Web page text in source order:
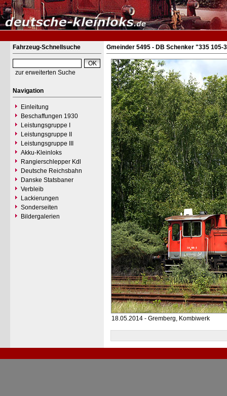
Fahrzeug-Schnellsuche
zur erweiterten Suche
Navigation
Einleitung
Beschaffungen 1930
Leistungsgruppe I
Leistungsgruppe II
Leistungsgruppe III
Akku-Kleinloks
Rangierschlepper Kdl
Deutsche Reichsbahn
Danske Statsbaner
Verbleib
Lackierungen
Sonderseiten
Bildergalerien
Gmeinder 5495 - DB Schenker "335 105-
18.05.2014 - Gremberg, Kombiwerk